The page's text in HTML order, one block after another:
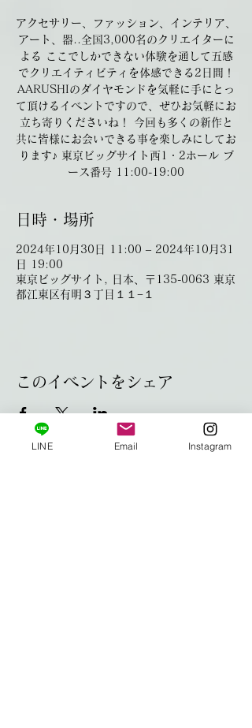
アクセサリー、ファッション、インテリア、
アート、器..全国3,000名のクリエイターに
よる ここでしかできない体験を通して五感
でクリエイティビティを体感できる2日間！
AARUSHIのダイヤモンドを気軽に手にとっ
て頂けるイベントですので、ぜひお気軽にお
立ち寄りくださいね！ 今回も多くの新作と
共に皆様にお会いできる事を楽しみにしてお
ります♪ 東京ビッグサイト西1・2ホール ブ
ース番号 11:00-19:00
日時・場所
2024年10月30日 11:00 – 2024年10月31
日 19:00
東京ビッグサイト, 日本、〒135-0063 東京
都江東区有明３丁目１１−１
このイベントをシェア
LINE Email Instagram